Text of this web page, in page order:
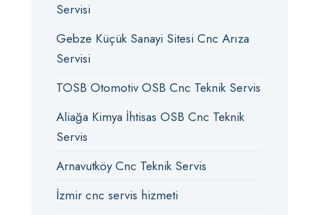
Servisi
Gebze Küçük Sanayi Sitesi Cnc Arıza
Servisi
TOSB Otomotiv OSB Cnc Teknik Servis
Aliağa Kimya İhtisas OSB Cnc Teknik
Servis
Arnavutköy Cnc Teknik Servis
İzmir cnc servis hizmeti